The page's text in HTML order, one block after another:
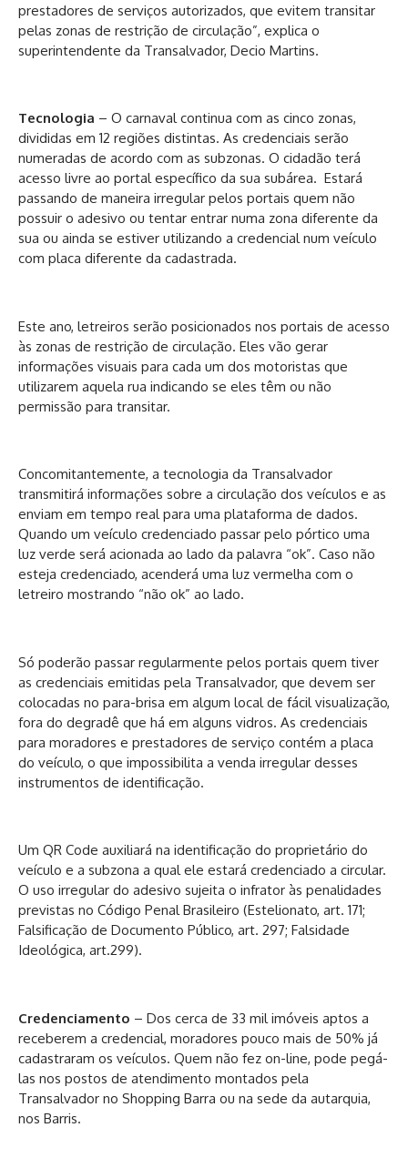
prestadores de serviços autorizados, que evitem transitar
pelas zonas de restrição de circulação”, explica o
superintendente da Transalvador, Decio Martins.
Tecnologia – O carnaval continua com as cinco zonas,
divididas em 12 regiões distintas. As credenciais serão
numeradas de acordo com as subzonas. O cidadão terá
acesso livre ao portal específico da sua subárea. Estará
passando de maneira irregular pelos portais quem não
possuir o adesivo ou tentar entrar numa zona diferente da
sua ou ainda se estiver utilizando a credencial num veículo
com placa diferente da cadastrada.
Este ano, letreiros serão posicionados nos portais de acesso
às zonas de restrição de circulação. Eles vão gerar
informações visuais para cada um dos motoristas que
utilizarem aquela rua indicando se eles têm ou não
permissão para transitar.
Concomitantemente, a tecnologia da Transalvador
transmitirá informações sobre a circulação dos veículos e as
enviam em tempo real para uma plataforma de dados.
Quando um veículo credenciado passar pelo pórtico uma
luz verde será acionada ao lado da palavra “ok”. Caso não
esteja credenciado, acenderá uma luz vermelha com o
letreiro mostrando “não ok” ao lado.
Só poderão passar regularmente pelos portais quem tiver
as credenciais emitidas pela Transalvador, que devem ser
colocadas no para-brisa em algum local de fácil visualização,
fora do degradê que há em alguns vidros. As credenciais
para moradores e prestadores de serviço contém a placa
do veículo, o que impossibilita a venda irregular desses
instrumentos de identificação.
Um QR Code auxiliará na identificação do proprietário do
veículo e a subzona a qual ele estará credenciado a circular.
O uso irregular do adesivo sujeita o infrator às penalidades
previstas no Código Penal Brasileiro (Estelionato, art. 171;
Falsificação de Documento Público, art. 297; Falsidade
Ideológica, art.299).
Credenciamento – Dos cerca de 33 mil imóveis aptos a
receberem a credencial, moradores pouco mais de 50% já
cadastraram os veículos. Quem não fez on-line, pode pegá-
las nos postos de atendimento montados pela
Transalvador no Shopping Barra ou na sede da autarquia,
nos Barris.